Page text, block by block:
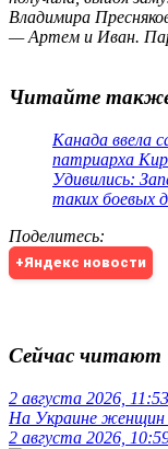
Владимира
— Артем и Иван.
Читайте
Канада ввела
патриарха
Удивились:
таких боевых
Поделитесь:
+Яндекс новости
Сейчас читают
2 августа 2026, 11:53
На Украине женщин
2 августа 2026,